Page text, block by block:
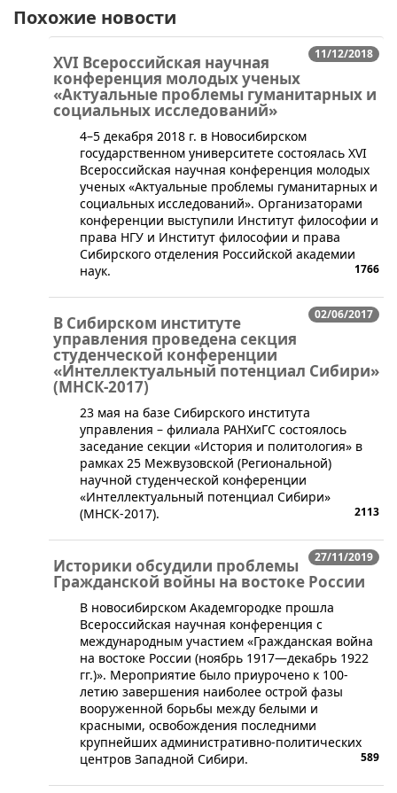
Похожие новости
11/12/2018
XVI Всероссийская научная
конференция молодых ученых
«Актуальные проблемы гуманитарных и
социальных исследований»
4–5 декабря 2018 г. в Новосибирском
государственном университете состоялась XVI
Всероссийская научная конференция молодых
ученых «Актуальные проблемы гуманитарных и
социальных исследований». Организаторами
конференции выступили Институт философии и
права НГУ и Институт философии и права
Сибирского отделения Российской академии
наук.
1766
02/06/2017
В Сибирском институте
управления проведена секция
студенческой конференции
«Интеллектуальный потенциал Сибири»
(МНСК-2017)
​23 мая на базе Сибирского института
управления – филиала РАНХиГС состоялось
заседание секции «История и политология» в
рамках 25 Межвузовской (Региональной)
научной студенческой конференции
«Интеллектуальный потенциал Сибири»
(МНСК-2017).
2113
27/11/2019
Историки обсудили проблемы
Гражданской войны на востоке России
В новосибирском Академгородке прошла
Всероссийская научная конференция с
международным участием «Гражданская война
на востоке России (ноябрь 1917—декабрь 1922
гг.)». Мероприятие было приурочено к 100-
летию завершения наиболее острой фазы
вооруженной борьбы между белыми и
красными, освобождения последними
крупнейших административно-политических
центров Западной Сибири.
589